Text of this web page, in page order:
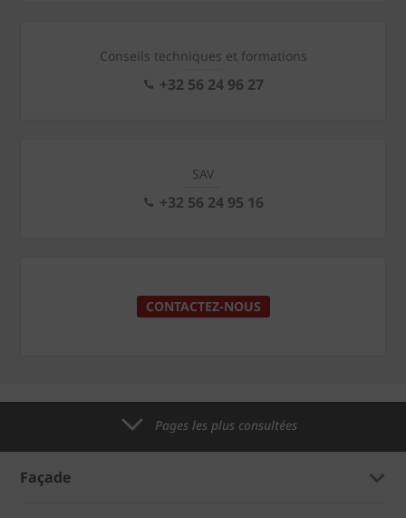
Conseils techniques et formations
+32 56 24 96 27
SAV
+32 56 24 95 16
CONTACTEZ-NOUS
Pages les plus consultées
Façade